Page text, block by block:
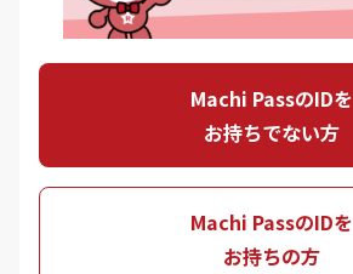
Machi PassのIDを
お持ちでない方
Machi PassのIDを
お持ちの方